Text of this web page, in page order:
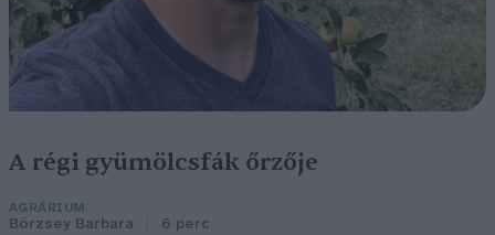
A régi gyümölcsfák őrzője
AGRÁRIUM
Börzsey Barbara 6 perc